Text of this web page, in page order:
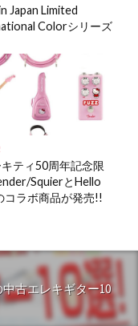
Japan Limited
Colorシリーズ
ティ50周年記念限
SquierとHello
コラボ商品が発売!!
古エレキギター10